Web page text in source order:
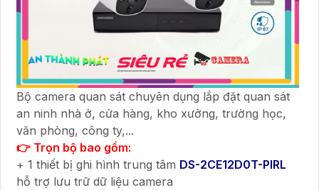
Bộ camera quan sát chuyên dụng lắp đặt quan sát
an ninh nhà ở, cửa hàng, kho xưởng, trường học,
văn phòng, công ty,...
👉 Trọn bộ bao gồm:
+ 1 thiết bị ghi hình trung tâm DS-2CE12D0T-PIRL
hỗ trợ lưu trữ dữ liệu camera